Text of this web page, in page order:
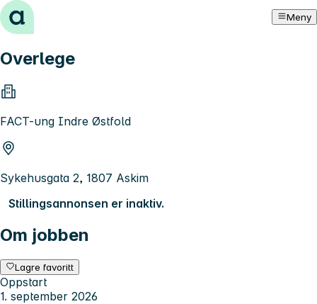
Hopp til innhold Meny
Overlege
FACT-ung Indre Østfold
Sykehusgata 2, 1807 Askim
Stillingsannonsen er inaktiv.
Om jobben
Lagre favoritt
Oppstart
1. september 2026